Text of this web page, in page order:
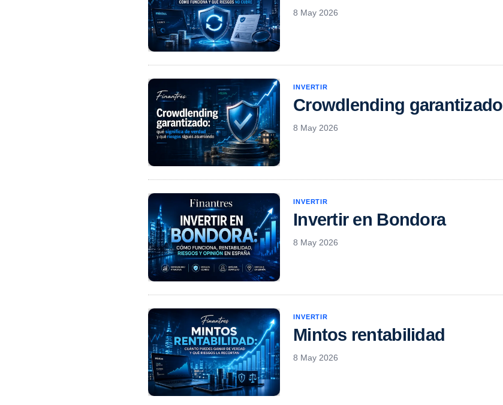
8 May 2026
INVERTIR
Crowdlending garantizado
8 May 2026
INVERTIR
Invertir en Bondora
8 May 2026
INVERTIR
Mintos rentabilidad
8 May 2026